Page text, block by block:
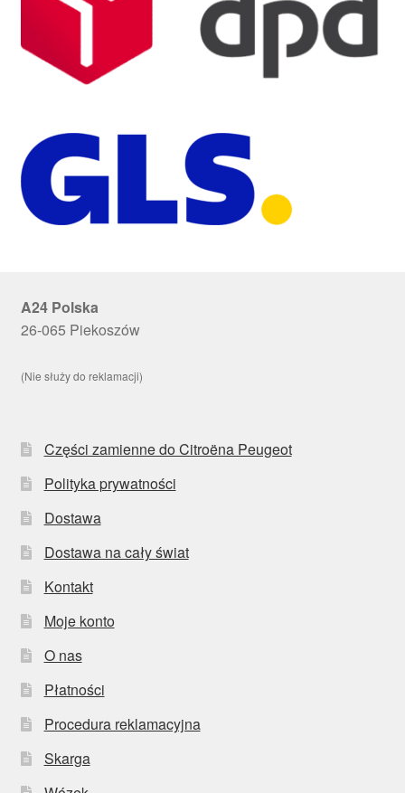
A24 Polska
26-065 Piekoszów
(Nie służy do reklamacji)
Części zamienne do Citroëna Peugeot
Polityka prywatności
Dostawa
Dostawa na cały świat
Kontakt
Moje konto
O nas
Płatności
Procedura reklamacyjna
Skarga